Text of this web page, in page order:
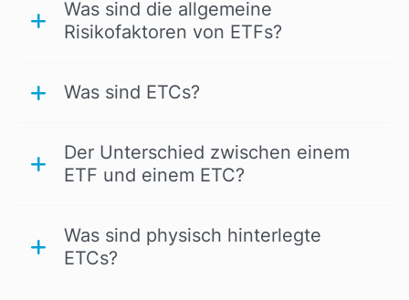
Was sind die allgemeine
Risikofaktoren von ETFs?
Was sind ETCs?
Der Unterschied zwischen einem
ETF und einem ETC?
Was sind physisch hinterlegte
ETCs?